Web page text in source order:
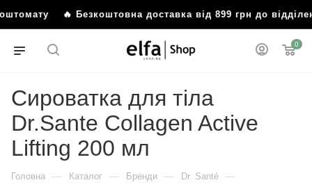
🔥 Безкоштовна доставка від 899 грн до
0
Сироватка для тіла
Dr.Sante Collagen Active
Lifting 200 мл
Головна — Каталог — Бренди — Dr. Santé —